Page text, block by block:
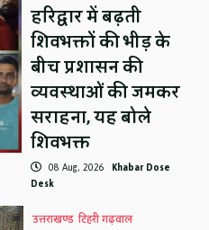
हरिद्वार में बढ़ती
शिवभक्तों की भीड़ के
बीच प्रशासन की
व्यवस्थाओं की जमकर
सराहना, यह बोले
शिवभक्त
08 Aug, 2026 Khabar Dose
Desk
उत्तराखण्ड टिहरी गढ़वाल